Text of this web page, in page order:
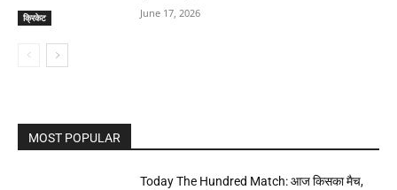
क्रिकेट June 17, 2026
MOST POPULAR
Today The Hundred Match: आज किसका मैच,